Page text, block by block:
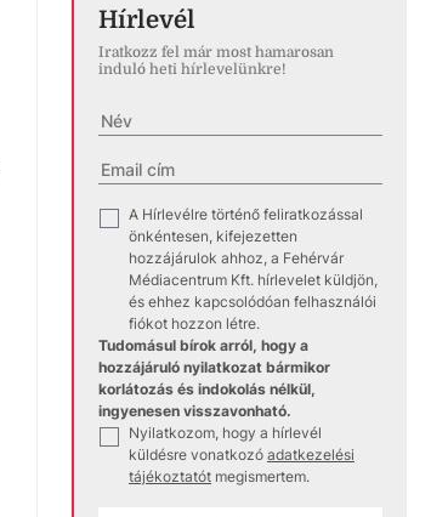
Hírlevél
Iratkozz fel már most hamarosan
induló heti hírlevelünkre!
A Hírlevélre történő feliratkozással
önkéntesen, kifejezetten
hozzájárulok ahhoz, a Fehérvár
Médiacentrum Kft. hírlevelet küldjön,
és ehhez kapcsolódóan felhasználói
fiókot hozzon létre.
Tudomásul bírok arról, hogy a
hozzájáruló nyilatkozat bármikor
korlátozás és indokolás nélkül,
ingyenesen visszavonható.
Nyilatkozom, hogy a hírlevél
küldésre vonatkozó adatkezelési
tájékoztatót megismertem.